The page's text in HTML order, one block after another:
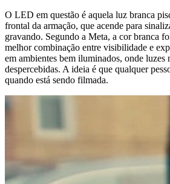
O LED em questão é aquela luz branca
frontal da armação, que acende para
gravando. Segundo a Meta, a cor branca
melhor combinação entre visibilidade e
em ambientes bem iluminados, onde luzes
despercebidas. A ideia é que qualquer
quando está sendo filmada.